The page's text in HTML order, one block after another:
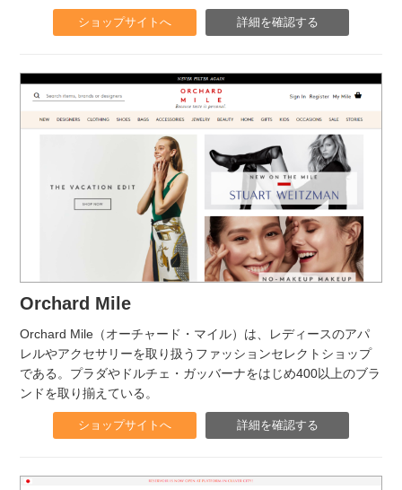
ショップサイトへ 詳細を確認する
Orchard Mile
Orchard Mile（オーチャード・マイル）は、レディースのアパ
レルやアクセサリーを取り扱うファッションセレクトショップ
である。プラダやドルチェ・ガッバーナをはじめ400以上のブラ
ンドを取り揃えている。
ショップサイトへ 詳細を確認する